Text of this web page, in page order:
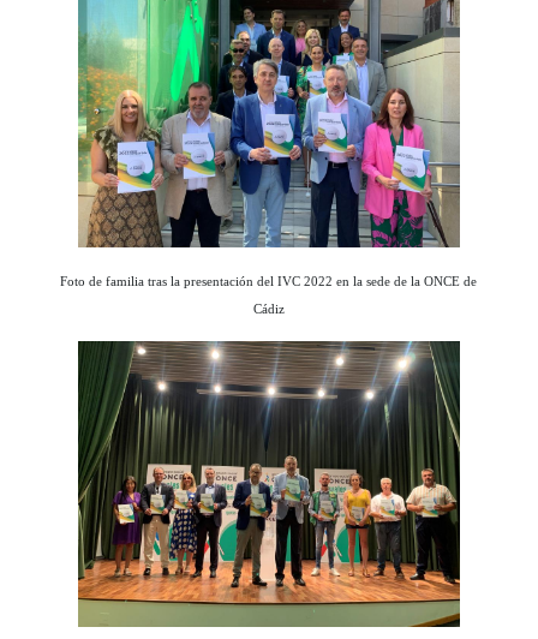
Foto de familia tras la presentación del IVC 2022 en la sede de la ONCE de
Cádiz